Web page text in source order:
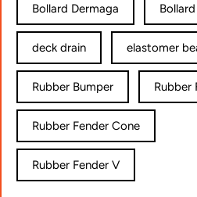
Bollard Dermaga
deck drain elastomer
Rubber Bumper Rubber
Rubber Fender Cone
Rubber Fender V